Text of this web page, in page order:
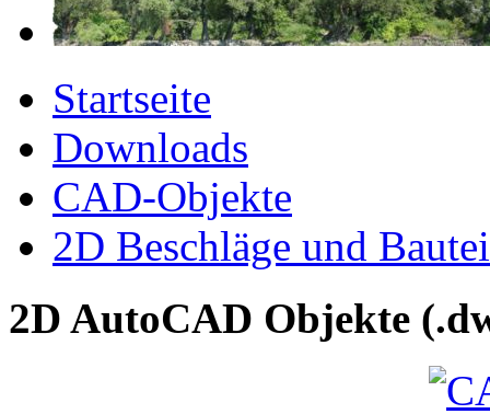
Startseite
Downloads
CAD-Objekte
2D Beschläge und
2D AutoCAD Objekte